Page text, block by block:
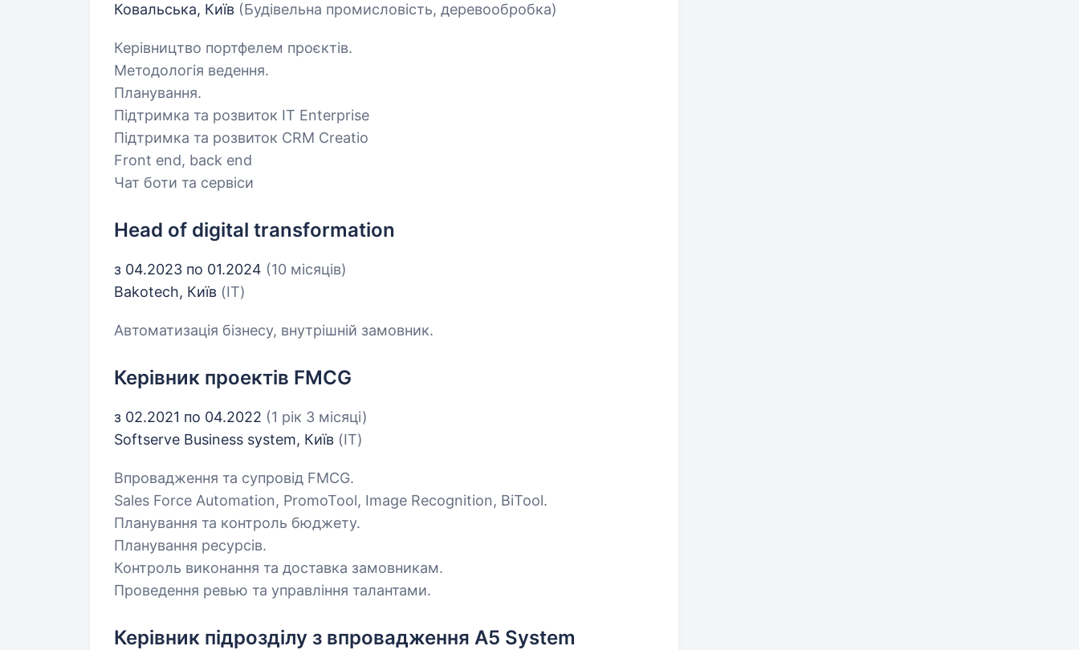
Ковальська, Київ (Будівельна промисловість, деревообробка)
Керівництво портфелем проєктів.
Методологія ведення.
Планування.
Підтримка та розвиток IT Enterprise
Підтримка та розвиток CRM Creatio
Front end, back end
Чат боти та сервіси
Head of digital transformation
з 04.2023 по 01.2024 (10 місяців)
Bakotech, Київ (IT)
Автоматизація бізнесу, внутрішній замовник.
Керівник проектів FMCG
з 02.2021 по 04.2022 (1 рік 3 місяці)
Softserve Business system, Київ (IT)
Впровадження та супровід FMCG.
Sales Force Automation, PromoTool, Image Recognition, BiTool.
Планування та контроль бюджету.
Планування ресурсів.
Контроль виконання та доставка замовникам.
Проведення ревью та управління талантами.
Керівник підрозділу з впровадження A5 System